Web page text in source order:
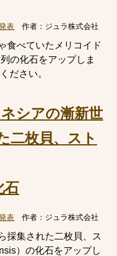
表 作者： ジュラ株式会社
食べていたメリコイド
の化石をアップしま
ださい。
シアの漸新世
二枚貝、スト
石
表 作者： ジュラ株式会社
採集された二枚貝、ス
）の化石をアップし